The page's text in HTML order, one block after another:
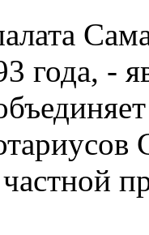
года, -